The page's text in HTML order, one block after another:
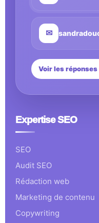
✉
Voir les
Expertise SEO
SEO
Audit SEO
Rédaction web
Marketing de contenu
Copywriting